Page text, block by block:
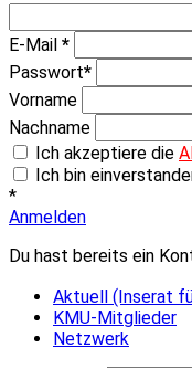
E-Mail *
Passwort*
Vorname
Nachname
Ich akzeptiere die
Ich bin
*
Anmelden
Du hast bereits ein
Aktuell (Inserat
KMU-Mitglieder
Netzwerk